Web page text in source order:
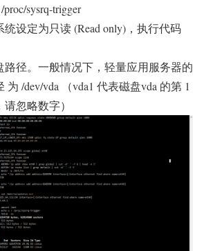
proc/sysrq-trigger
统设定为只读 (Read only)，执行代码
路径。一般情况下，轻量应用服务器的
为 /dev/vda （vda1 代表磁盘vda 的第 1
忽略数字）